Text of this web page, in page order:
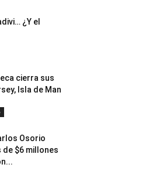
¿Y el
cierra sus
Isla de Man
Osorio
de $6 millones